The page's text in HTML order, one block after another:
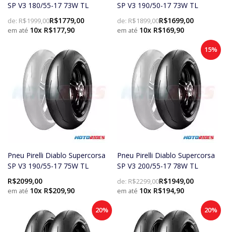
SP V3 180/55-17 73W TL
de: R$1999,00R$1779,00
10x R$177,90
SP V3 190/50-17 73W TL
de: R$1899,00R$1699,00
10x R$169,90
Pneu Pirelli Diablo Supercorsa
SP V3 190/55-17 75W TL
R$2099,00
10x R$209,90
Pneu Pirelli Diablo Supercorsa
SP V3 200/55-17 78W TL
de: R$2299,00R$1949,00
10x R$194,90
15%
20% 20%